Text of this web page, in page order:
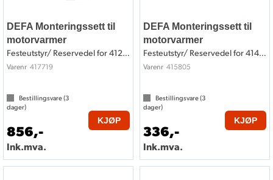
DEFA Monteringssett til
motorvarmer
Festeutstyr/ Reservedel for 412719
Varenr 417719
Bestillingsvare (3
dager)
856,-
Ink.mva.
KJØP
DEFA Monteringssett til
motorvarmer
Festeutstyr/ Reservedel for 414805
Varenr 415805
Bestillingsvare (3
dager)
336,-
Ink.mva.
KJØP